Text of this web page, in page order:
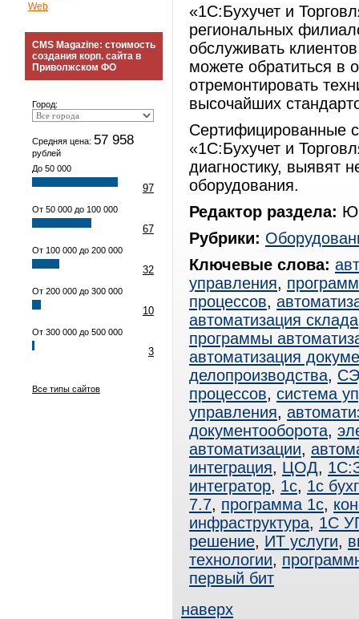
Web
CMS Magazine: стоимость
создания корп. сайта в
Приволжском ФО
Город:
Средняя цена: 57 958
рублей
До 50 000
97
От 50 000 до 100 000
67
От 100 000 до 200 000
32
От 200 000 до 300 000
10
От 300 000 до 500 000
3
Все типы сайтов
«1С:Бухучет и
региональных
обслуживать
можете обратиться в
отремонтировать
высочайших
Сертифицированные
«1С:Бухучет и
диагностику, выявят
оборудования.
Редактор раздела:
Рубрики:
Ключевые слова:
управления,
процессов,
автоматизация склада
программы
автоматизация
делопроизводства,
процессов, система
управления,
документооборота,
автоматизации,
интеграция, ЦОД,
интегратор, 1с, 1с
7.7, программа 1с,
инфраструктура, 1С
решение, ИТ услуги,
технологии,
первый бит
наверх